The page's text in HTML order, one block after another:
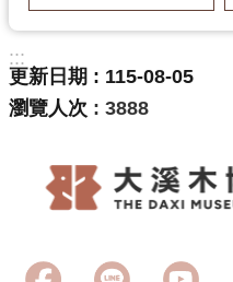
:::
更新日期
115-08-05
瀏覽人次
3888